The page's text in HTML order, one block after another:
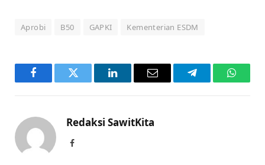
Aprobi B50 GAPKI Kementerian ESDM
FacebookTwitter LinkedInEmail Telegram
Redaksi SawitKita
Facebook